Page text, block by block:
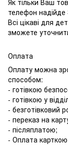
телефон надійде
Всі цікаві для
зможете
Оплата
Оплату можна
способом:
- готівкою
- готівкою у
- безготівковий
- переказ на
- післяплатою;
- Оплата